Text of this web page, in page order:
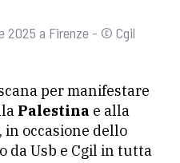
2025 a Firenze - © Cgil
per manifestare
Palestina e alla
, in occasione dello
da Usb e Cgil in tutta